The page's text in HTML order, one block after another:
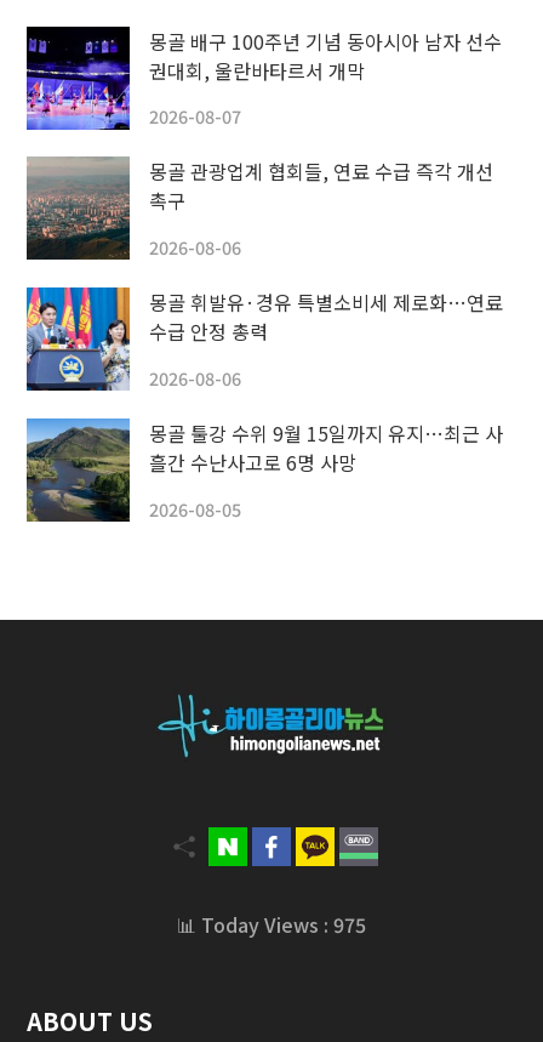
몽골 배구 100주년 기념 동아시아 남자 선수
권대회, 울란바타르서 개막
2026-08-07
몽골 관광업계 협회들, 연료 수급 즉각 개선
촉구
2026-08-06
몽골 휘발유·경유 특별소비세 제로화…연료
수급 안정 총력
2026-08-06
몽골 툴강 수위 9월 15일까지 유지…최근 사
흘간 수난사고로 6명 사망
2026-08-05
📊 Today Views : 975
ABOUT US